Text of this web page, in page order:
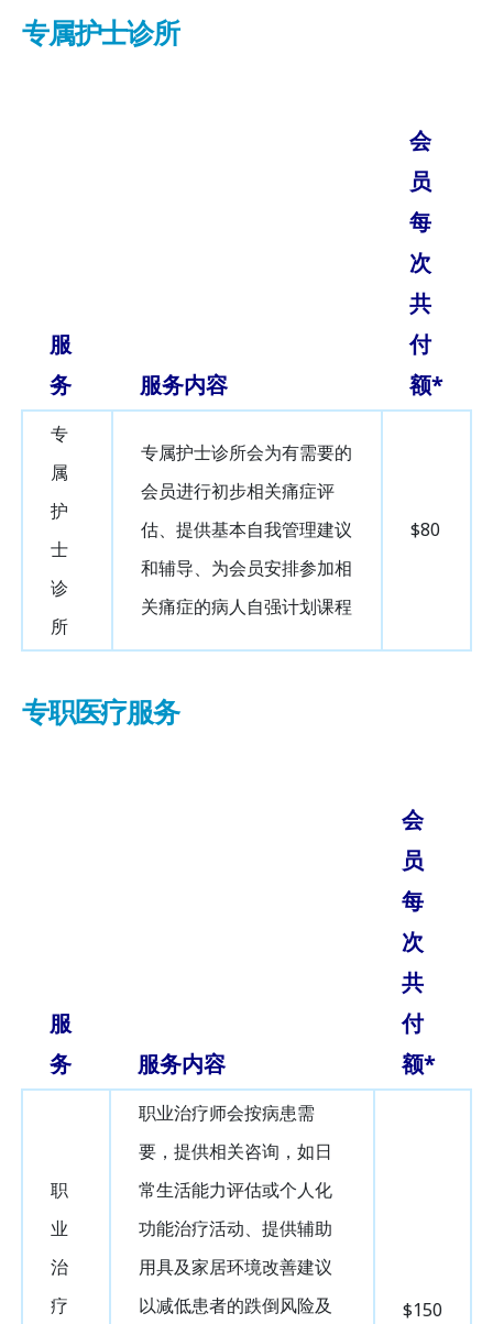
专属护士诊所
服
务
服务内容
会
员
每
次
共
付
额*
专
属
护
士
诊
所
专属护士诊所会为有需要的
会员进行初步相关痛症评
估、提供基本自我管理建议
和辅导、为会员安排参加相
关痛症的病人自强计划课程
$80
专职医疗服务
服
务
服务内容
会
员
每
次
共
付
额*
职
业
治
疗
职业治疗师会按病患需
要，提供相关咨询，如日
常生活能力评估或个人化
功能治疗活动、提供辅助
用具及家居环境改善建议
以减低患者的跌倒风险及
$150